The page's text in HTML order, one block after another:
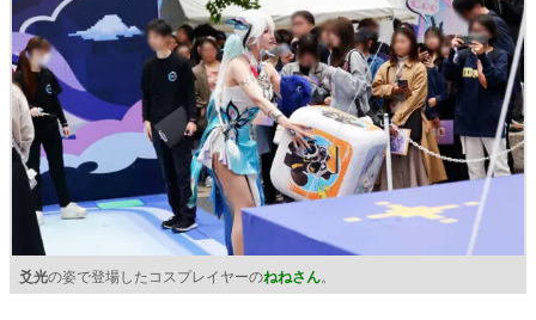
爻光の姿で登場したコスプレイヤーのねねさん。